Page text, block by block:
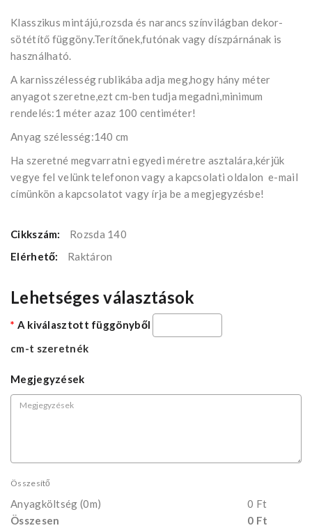
Klasszikus mintájú,rozsda és narancs színvilágban dekor-
sötétítő függöny.Terítőnek,futónak vagy díszpárnának is
használható.
A karnisszélesség rublikába adja meg,hogy hány méter
anyagot szeretne,ezt cm-ben tudja megadni,minimum
rendelés:1 méter azaz 100 centiméter!
Anyag szélesség:140 cm
Ha szeretné megvarratni egyedi méretre asztalára,kérjük
vegye fel velünk telefonon vagy a kapcsolati oldalon e-mail
címünkön a kapcsolatot vagy írja be a megjegyzésbe!
Cikkszám:
Rozsda 140
Elérhető:
Raktáron
Lehetséges választások
A kiválasztott függönyből
cm-t szeretnék
Megjegyzések
Összesítő
Anyagköltség (0m)
0 Ft
Összesen
0 Ft